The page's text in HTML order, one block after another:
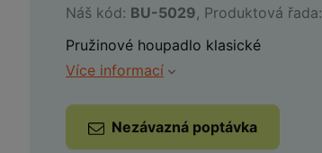
Náš kód: BU-5029, Produktová řada:
Pružinové houpadlo klasické
Více informací
Nezávazná poptávka